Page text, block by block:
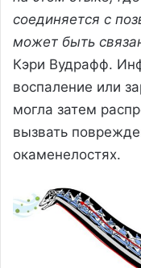
соединяется с
может быть
Кэри Вудрафф.
воспаление или
могла затем
вызвать
окаменелостях.